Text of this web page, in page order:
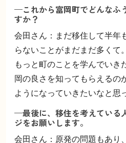
—これから富岡町でどんなふ
すか？
会田さん：まだ移住して半年
らないことがまだまだ多くて
もっと町のことを学んでいき
岡の良さを知ってもらえるの
ようになっていきたいなと思
—最後に、移住を考えている
ジをお願いします。
会田さん：原発の問題もあり